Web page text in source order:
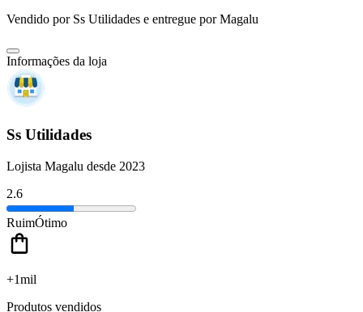
Vendido por Ss Utilidades e entregue por Magalu
Informações da loja
Ss Utilidades
Lojista Magalu desde 2023
2.6
RuimÓtimo
+1mil
Produtos vendidos